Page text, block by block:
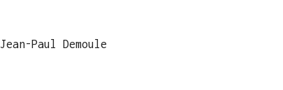
Jean-Paul Demoule